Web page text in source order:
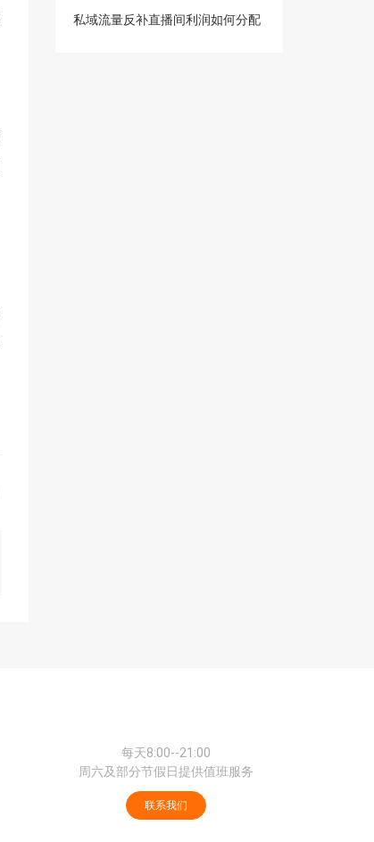
私域流量反补直播间利润如何分配
每天8:00--21:00
周六及部分节假日提供值班服务
联系我们